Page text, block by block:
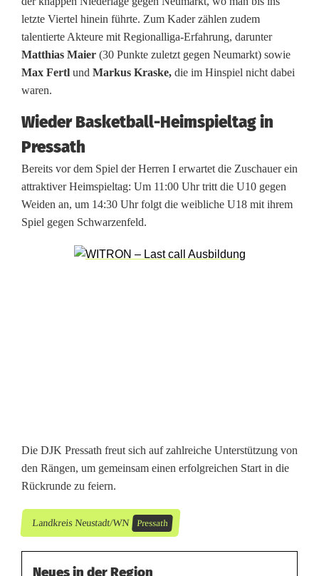
r
u
n
e
f
ü
r
letzte Viertel hinein führte. Zum Kader zählen zudem
talentierte Akteure mit Regionalliga-Erfahrung, darunter
Matthias Maier (30 Punkte zuletzt gegen Neumarkt) sowie
Max Fertl und Markus Kraske, die im Hinspiel nicht dabei
waren.
Wieder Basketball-Heimspieltag in
Pressath
Bereits vor dem Spiel der Herren I erwartet die Zuschauer ein
attraktiver Heimspieltag: Um 11:00 Uhr tritt die U10 gegen
Weiden an, um 14:30 Uhr folgt die weibliche U18 mit ihrem
Spiel gegen Schwarzenfeld.
Die DJK Pressath freut sich auf zahlreiche Unterstützung von
den Rängen, um gemeinsam einen erfolgreichen Start in die
Rückrunde zu feiern.
Landkreis Neustadt/WN Pressath
Neues in der Region